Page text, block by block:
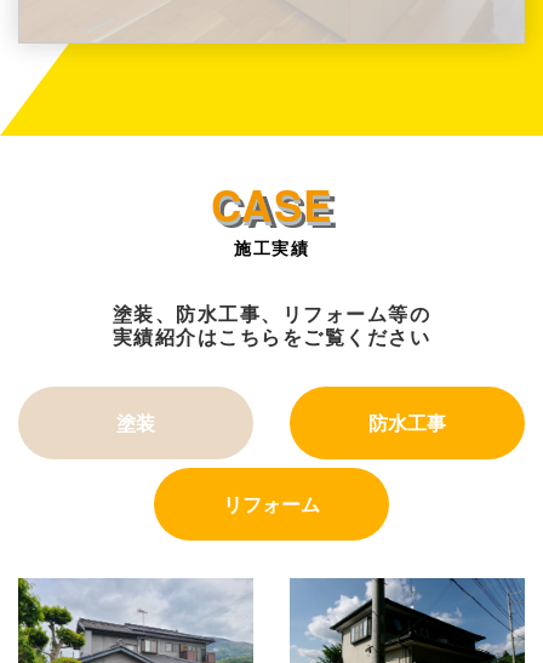
施工実績
塗装、防水工事、リフォーム等の
実績紹介はこちらをご覧ください
塗装 防水工事
リフォーム